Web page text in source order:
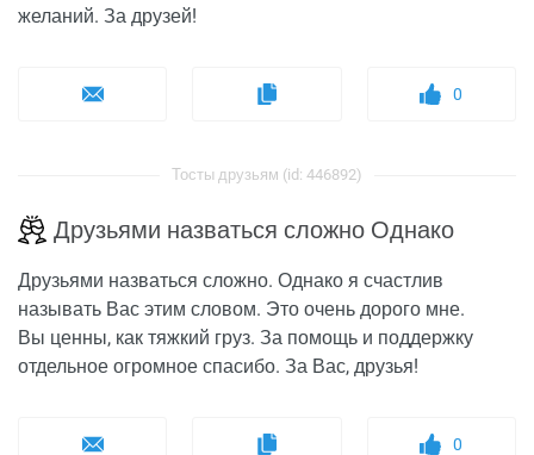
желаний. За друзей!
0
Тосты друзьям (id: 446892)
Друзьями назваться сложно Однако
Друзьями назваться сложно. Однако я счастлив
называть Вас этим словом. Это очень дорого мне.
Вы ценны, как тяжкий груз. За помощь и поддержку
отдельное огромное спасибо. За Вас, друзья!
0